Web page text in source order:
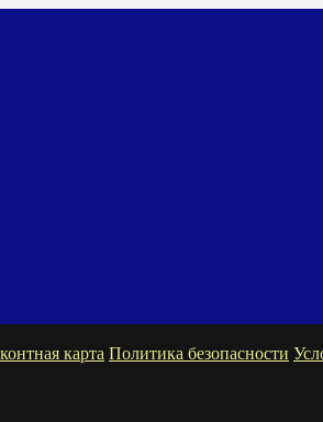
карта Политика безопасности